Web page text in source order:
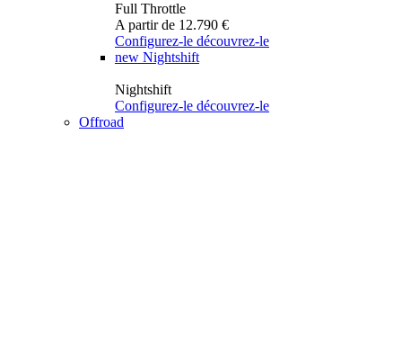
Full Throttle
A partir de 12.790 €
Configurez-le découvrez-le
new Nightshift
Nightshift
Configurez-le découvrez-le
Offroad